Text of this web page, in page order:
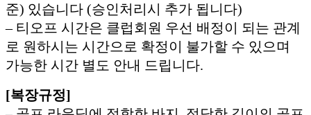
준) 있습니다 (승인처리시 추가 됩니다)
– 티오프 시간은 클럽회원 우선 배정이 되는 관계
로 원하시는 시간으로 확정이 불가할 수 있으며
가능한 시간 별도 안내 드립니다.
[복장규정]